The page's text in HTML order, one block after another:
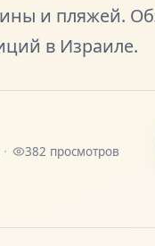
и пляжей.
в Израиле.
382 просмотров